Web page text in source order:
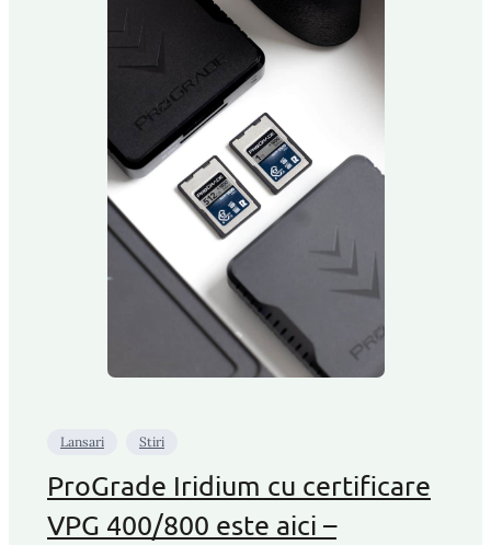
Lansari Stiri
ProGrade Iridium cu certificare
VPG 400/800 este aici –